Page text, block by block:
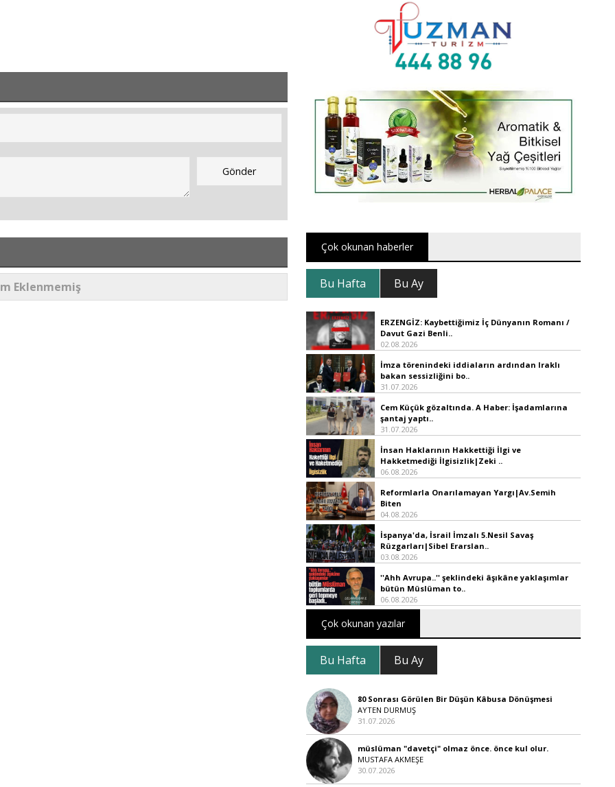
Eklenmemiş
Çok okunan haberler
Bu Hafta Bu Ay
ERZENGİZ: Kaybettiğimiz İç Dünyanın Romanı /
Davut Gazi Benli..
02.08.2026
İmza törenindeki iddiaların ardından Iraklı
bakan sessizliğini bo..
31.07.2026
Cem Küçük gözaltında. A Haber: İşadamlarına
şantaj yaptı..
31.07.2026
İnsan Haklarının Hakkettiği İlgi ve
Hakketmediği İlgisizlik|Zeki ..
06.08.2026
Reformlarla Onarılamayan Yargı|Av.Semih
Biten
04.08.2026
İspanya'da, İsrail İmzalı 5.Nesil Savaş
Rüzgarları|Sibel Erarslan..
03.08.2026
''Ahh Avrupa..'' şeklindeki âşıkâne yaklaşımlar
bütün Müslüman to..
06.08.2026
Çok okunan yazılar
Bu Hafta Bu Ay
80 Sonrası Görülen Bir Düşün Kâbusa Dönüşmesi
AYTEN DURMUŞ
31.07.2026
müslüman "davetçi" olmaz önce. önce kul olur.
MUSTAFA AKMEŞE
30.07.2026